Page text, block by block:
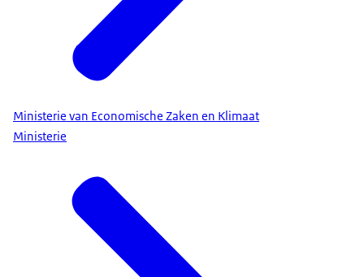
Ministerie van Economische Zaken en Klimaat
Ministerie